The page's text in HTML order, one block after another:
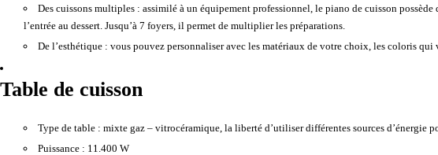
Des cuissons multiples : assimilé à un équipement professionnel, le piano de cuisson
l’entrée au dessert. Jusqu’à 7 foyers, il permet de multiplier les préparations.
De l’esthétique : vous pouvez personnaliser avec les matériaux de votre choix, les coloris
Table de cuisson
Type de table : mixte gaz – vitrocéramique, la liberté d’utiliser différentes sources d’énergie
Puissance : 11.400 W